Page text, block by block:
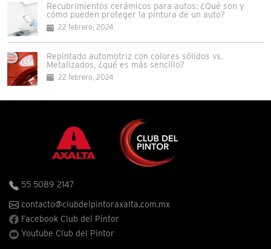
Recubrimientos cerámicos para autos: ¿Qué son y
cómo pueden proteger la pintura de un auto?
22 febrero, 2024
Repintado automotriz con colores sólidos vs.
Metalizados, ¿qué es más sencillo?
22 febrero, 2024
55 5089 2147
contacto@clubdelpintoraxalta.com.mx
Facebook Club del Pintor
Youtube Club del Pintor